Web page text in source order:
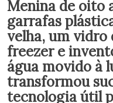
Menina de oito
garrafas
velha, um vidro
freezer e
água movido à
transformou
tecnologia útil